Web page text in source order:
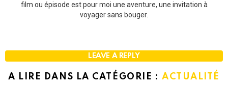
film ou épisode est pour moi une aventure, une invitation à
voyager sans bouger.
LEAVE A REPLY
A LIRE DANS LA CATÉGORIE : ACTUALITÉ